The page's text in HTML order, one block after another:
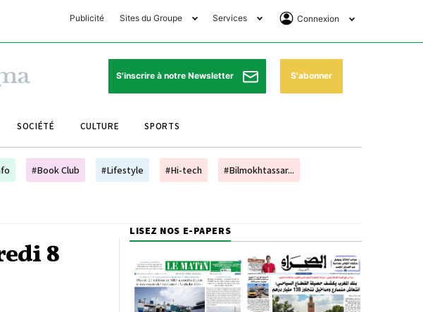
Publicité Sites du Groupe
Club Avantages
Le Matin Sports
Le Matin Store
Le Matin Annonces
Morocco Today Forum
Bookclub
Services
Horaires de prières
Pharmacies de garde
Programme TV
Cinéma
Connexion
Se Connecter
Abonnement
S'inscrire à notre Newsletter S'abonner
SOCIÉTÉ CULTURE SPORTS
#Book Club #Lifestyle #Hi-tech #Bilmokhtassar...
8
LISEZ NOS E-PAPERS